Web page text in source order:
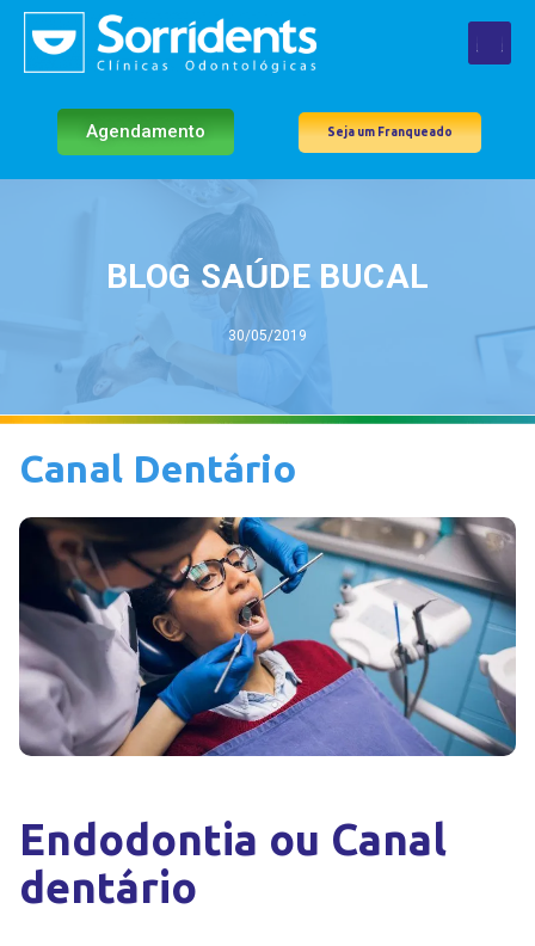
Agendamento Seja um Franqueado
BLOG SAÚDE BUCAL
30/05/2019
Canal Dentário
Endodontia ou Canal
dentário